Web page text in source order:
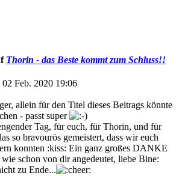
Thorin - das Beste kommt zum Schluss!!
02 Feb. 2020 19:06
allein für den Titel dieses Beitrags könnte
- passt super
Tag, für euch, für Thorin, und für
so bravourös gemeistert, dass wir euch
konnten :kiss: Ein ganz großes DANKE
schon von dir angedeutet, liebe Bine:
zu Ende...